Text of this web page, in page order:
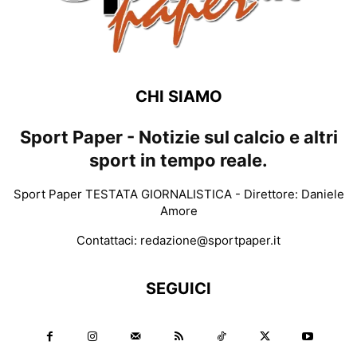
CHI SIAMO
Sport Paper - Notizie sul calcio e altri
sport in tempo reale.
Sport Paper TESTATA GIORNALISTICA - Direttore: Daniele
Amore
Contattaci: redazione@sportpaper.it
SEGUICI